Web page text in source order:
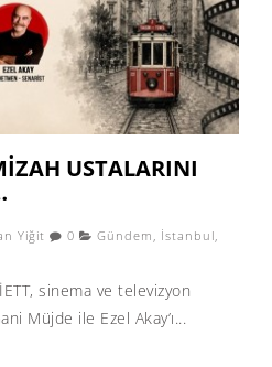
USTALARINI
Yiğit 0 Gündem İstanbul
sinema ve televizyon
Müjde ile Ezel Akay’ı...